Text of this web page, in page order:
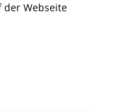
Webseite